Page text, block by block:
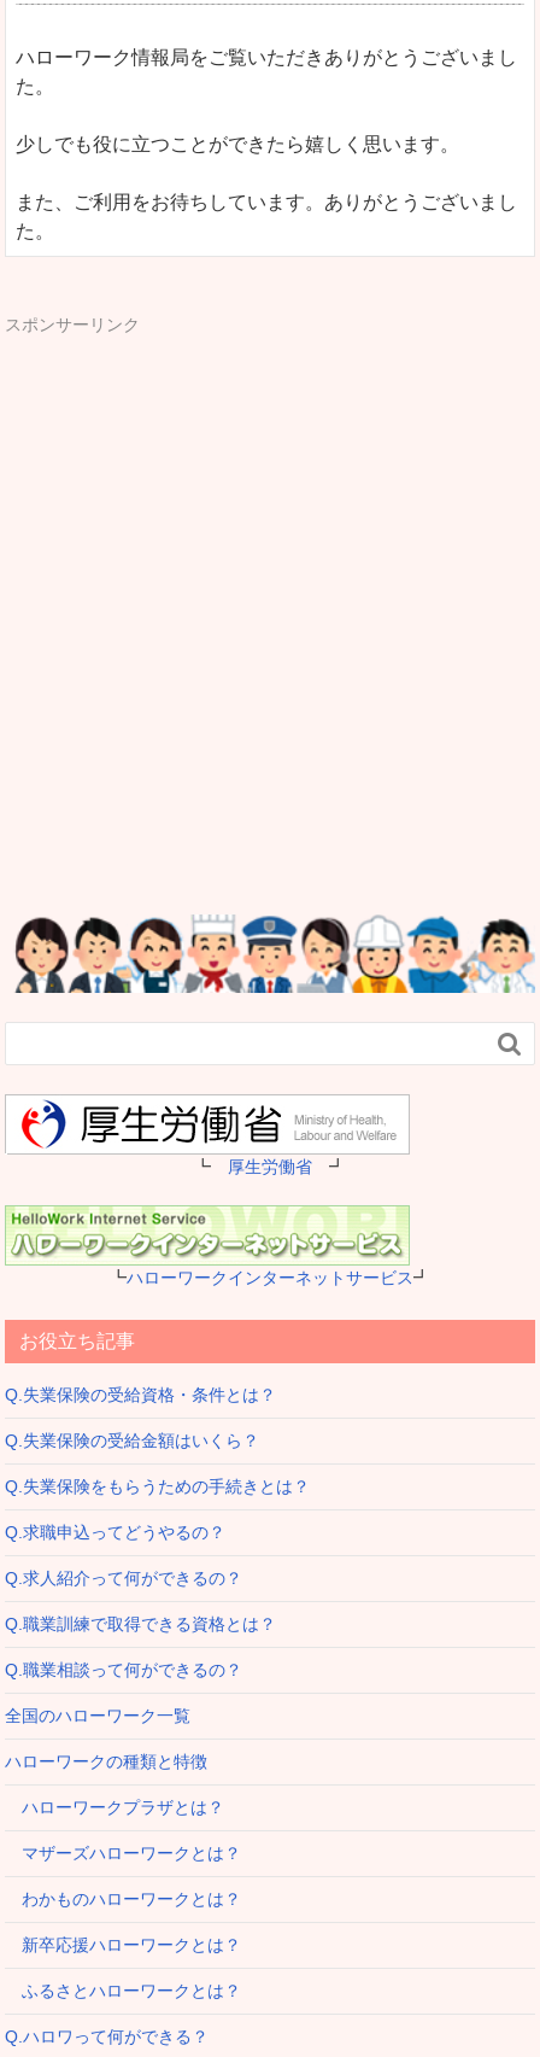
ハローワーク情報局をご覧いただきありがとうございまし
た。
少しでも役に立つことができたら嬉しく思います。
また、ご利用をお待ちしています。ありがとうございまし
た。
スポンサーリンク

┗ 厚生労働省 ┛
┗ハローワークインターネットサービス┛
お役立ち記事
Q.失業保険の受給資格・条件とは？
Q.失業保険の受給金額はいくら？
Q.失業保険をもらうための手続きとは？
Q.求職申込ってどうやるの？
Q.求人紹介って何ができるの？
Q.職業訓練で取得できる資格とは？
Q.職業相談って何ができるの？
全国のハローワーク一覧
ハローワークの種類と特徴
ハローワークプラザとは？
マザーズハローワークとは？
わかものハローワークとは？
新卒応援ハローワークとは？
ふるさとハローワークとは？
Q.ハロワって何ができる？